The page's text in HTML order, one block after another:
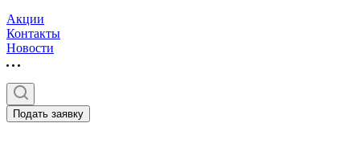
Акции
Контакты
Новости
Подать заявку